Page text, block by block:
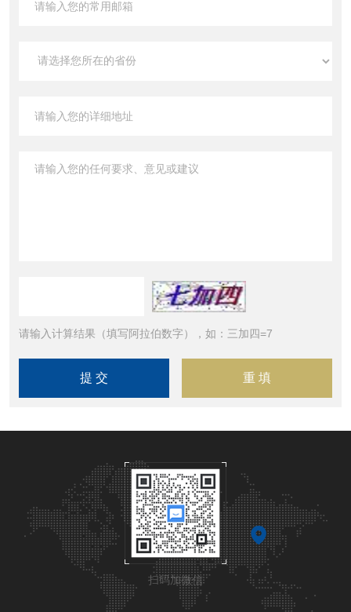
请输入计算结果（填写阿拉伯数字），如：三加四=7
扫码加微信